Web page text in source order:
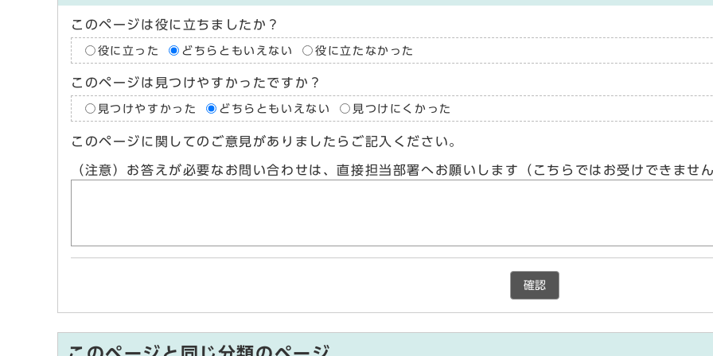
このページは役に立ちましたか？
役に立った どちらともいえない 役に立たなかった
このページは見つけやすかったですか？
見つけやすかった どちらともいえない 見つけにくかった
このページに関してのご意見がありましたらご記入ください。
（注意）お答えが必要なお問い合わせは、直接担当部署へお願いします（こちらではお受けできませ
確認